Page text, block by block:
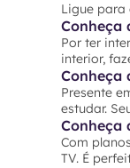
Ligue para
Conheça
Por ter
interior,
Conheça
Presente
estudar.
Conheça
Com
TV. É